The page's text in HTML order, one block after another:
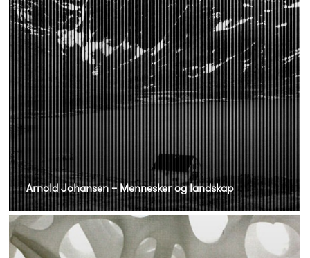
Arnold Johansen – Mennesker og landskap